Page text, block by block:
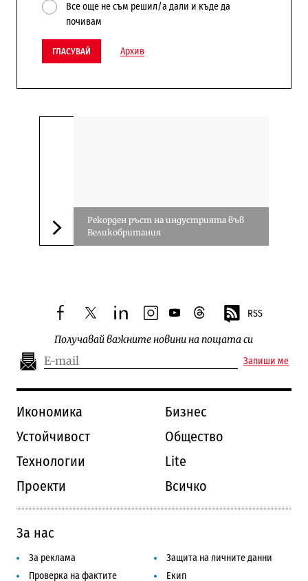
Все още не съм решил/а дали и къде да
почивам
ГЛАСУВАЙ Архив
Следваща новина
Рекорден ръст на индустрията във
Великобритания
facebooktwitterlinkedininstagram
youtubethreads RSS
Получавай важните новини на пощата си
Запиши ме
Икономика
Бизнес
Устойчивост
Общество
Технологии
Lite
Проекти
Всичко
За нас
За реклама
Защита на личните данни
Проверка на фактите
Екип